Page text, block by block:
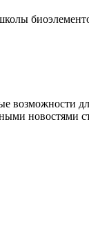
возможности
новостями